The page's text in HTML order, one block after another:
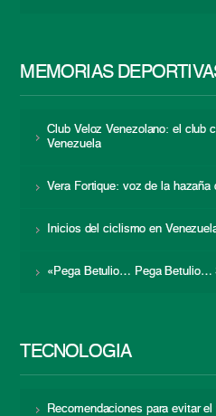
MEMORIAS
Club Veloz Venezolano: el club
Venezuela
Vera Fortique: voz de la hazaña
Inicios del ciclismo en
«Pega Betulio… Pega Betulio…
TECNOLOGÍA
Recomendaciones para evitar